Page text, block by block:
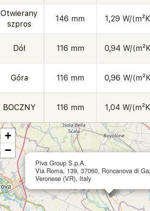
Otwierany
szpros
146 mm 1,29 W/
Dół 116 mm 0,94 W/
Góra 116 mm 0,96 W/
BOCZNY 116 mm 1,04 W/
Piva Group S.p.A.
Via Roma, 139, 37060, Roncanova di
Veronese (VR), Italy
+
−